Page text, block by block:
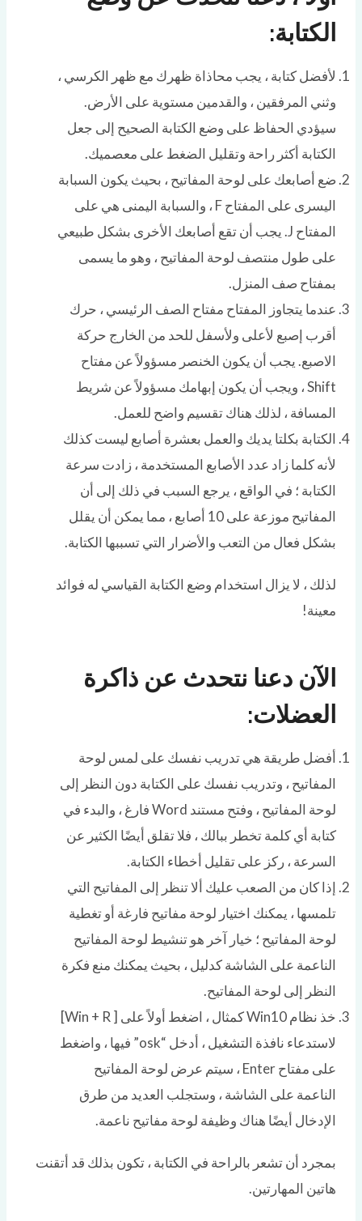
الكتابة:
لأفضل كتابة ، يجب محاذاة ظهرك مع ظهر الكرسي ،
وثني المرفقين ، والقدمين مستوية على الأرض.
سيؤدي الحفاظ على وضع الكتابة الصحيح إلى جعل
الكتابة أكثر راحة وتقليل الضغط على معصميك.
ضع أصابعك على لوحة المفاتيح ، بحيث يكون السبابة
اليسرى على المفتاح F ، والسبابة اليمنى هي على
المفتاح J. يجب أن تقع أصابعك الأخرى بشكل طبيعي
على طول منتصف لوحة المفاتيح ، وهو ما يسمى
بمفتاح صف المنزل.
عندما يتجاوز المفتاح مفتاح الصف الرئيسي ، حرك
أقرب إصبع لأعلى ولأسفل للحد من الخارج حركة
الاصبع. يجب أن يكون الخنصر مسؤولاً عن مفتاح
Shift ، ويجب أن يكون إبهامك مسؤولاً عن شريط
المسافة ، لذلك هناك تقسيم واضح للعمل.
الكتابة بكلتا يديك والعمل بعشرة أصابع ليست كذلك
لأنه كلما زاد عدد الأصابع المستخدمة ، زادت سرعة
الكتابة ؛ في الواقع ، يرجع السبب في ذلك إلى أن
المفاتيح موزعة على 10 أصابع ، مما يمكن أن يقلل
بشكل فعال من التعب والأضرار التي تسببها الكتابة.
لذلك ، لا يزال استخدام وضع الكتابة القياسي له فوائد
معينة!
الآن دعنا نتحدث عن ذاكرة
العضلات:
أفضل طريقة هي تدريب نفسك على لمس لوحة
المفاتيح ، وتدريب نفسك على الكتابة دون النظر إلى
لوحة المفاتيح ، وفتح مستند Word فارغ ، والبدء في
كتابة أي كلمة تخطر ببالك ، فلا تقلق أيضًا الكثير عن
السرعة ، ركز على تقليل أخطاء الكتابة.
إذا كان من الصعب عليك ألا تنظر إلى المفاتيح التي
تلمسها ، يمكنك اختيار لوحة مفاتيح فارغة أو تغطية
لوحة المفاتيح ؛ خيار آخر هو تنشيط لوحة المفاتيح
الناعمة على الشاشة كدليل ، بحيث يمكنك منع فكرة
النظر إلى لوحة المفاتيح.
خذ نظام Win10 كمثال ، اضغط أولاً على [ Win + R]
لاستدعاء نافذة التشغيل ، أدخل “osk” فيها ، واضغط
على مفتاح Enter ، سيتم عرض لوحة المفاتيح
الناعمة على الشاشة ، وستجلب العديد من طرق
الإدخال أيضًا هناك وظيفة لوحة مفاتيح ناعمة.
بمجرد أن تشعر بالراحة في الكتابة ، تكون بذلك قد أتقنت
هاتين المهارتين.